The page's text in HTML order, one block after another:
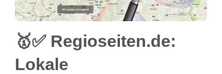
🥇✅ Regioseiten.de:
Lokale